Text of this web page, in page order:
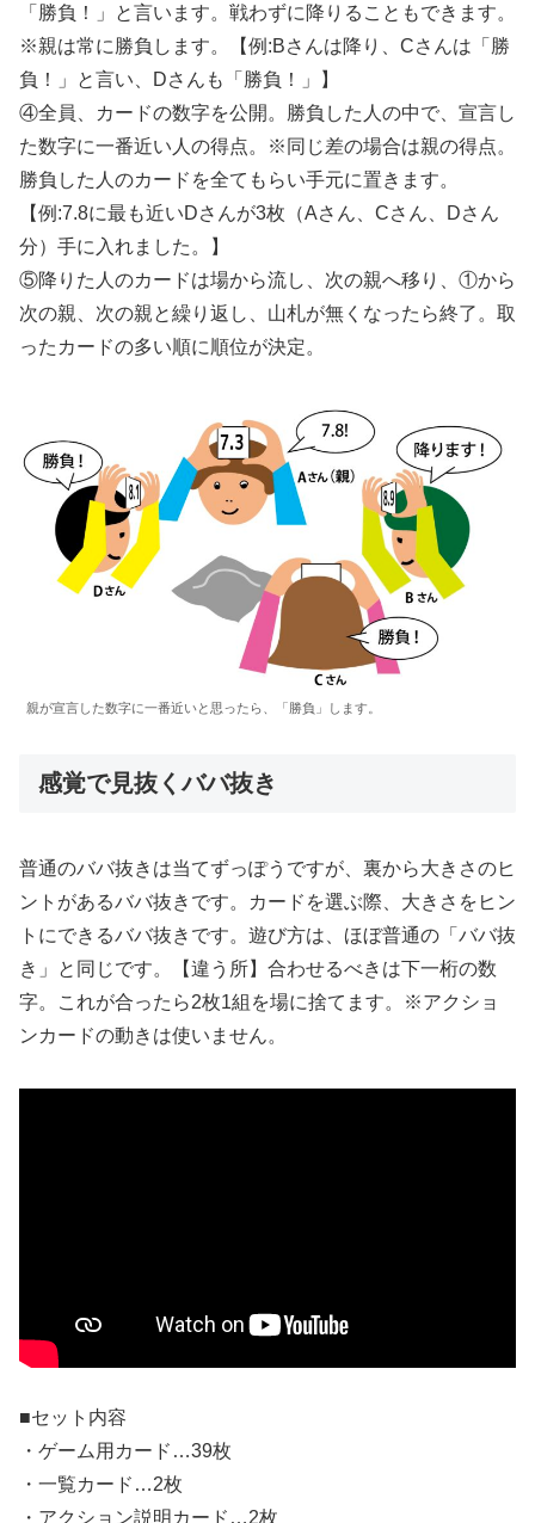
「勝負！」と言います。戦わずに降りることもできます。
※親は常に勝負します。【例:Bさんは降り、Cさんは「勝
負！」と言い、Dさんも「勝負！」】
④全員、カードの数字を公開。勝負した人の中で、宣言し
た数字に一番近い人の得点。※同じ差の場合は親の得点。
勝負した人のカードを全てもらい手元に置きます。
【例:7.8に最も近いDさんが3枚（Aさん、Cさん、Dさん
分）手に入れました。】
⑤降りた人のカードは場から流し、次の親へ移り、①から
次の親、次の親と繰り返し、山札が無くなったら終了。取
ったカードの多い順に順位が決定。
親が宣言した数字に一番近いと思ったら、「勝負」します。
感覚で見抜くババ抜き
普通のババ抜きは当てずっぽうですが、裏から大きさのヒ
ントがあるババ抜きです。カードを選ぶ際、大きさをヒン
トにできるババ抜きです。遊び方は、ほぼ普通の「ババ抜
き」と同じです。【違う所】合わせるべきは下一桁の数
字。これが合ったら2枚1組を場に捨てます。※アクショ
ンカードの動きは使いません。
■セット内容
・ゲーム用カード…39枚
・一覧カード…2枚
・アクション説明カード…2枚